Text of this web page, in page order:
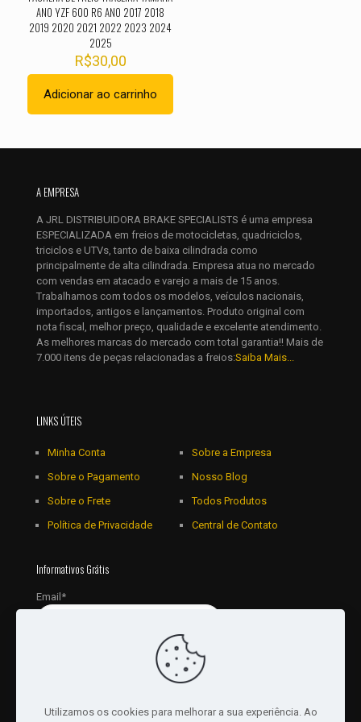
Salvar meus dados neste navegador para a próxima vez que
eu comentar.
ANO YZF 600 R6 ANO 2017 2018
2019 2020 2021 2022 2023 2024
2025
R$30,00
Adicionar ao carrinho
A EMPRESA
A JRL DISTRIBUIDORA BRAKE SPECIALISTS é uma empresa
ESPECIALIZADA em freios de motocicletas, quadriciclos,
triciclos e UTVs, tanto de baixa cilindrada como
principalmente de alta cilindrada. Empresa atua no mercado
com vendas em atacado e varejo a mais de 15 anos.
Trabalhamos com todos os modelos, veículos nacionais,
importados, antigos e lançamentos. Produto original com
nota fiscal, melhor preço, qualidade e excelente atendimento.
As melhores marcas do mercado com total garantia!! Mais de
7.000 itens de peças relacionadas a freios:Saiba Mais...
LINKS ÚTEIS
Minha Conta
Sobre o Pagamento
Sobre o Frete
Política de Privacidade
Sobre a Empresa
Nosso Blog
Todos Produtos
Central de Contato
Informativos Grátis
Email*
Utilizamos os cookies para melhorar a sua experiência. Ao